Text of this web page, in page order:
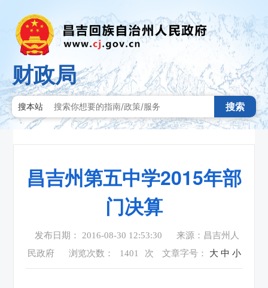
财政局
搜本站 搜索
昌吉州第五中学2015年部
门决算
发布日期： 2016-08-30 12:53:30
来源：昌吉州人
民政府
浏览次数： 1401 次 文章字号： 大 中 小